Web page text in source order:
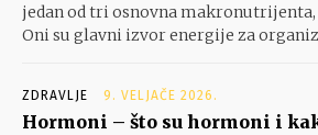
jedan od tri osnovna
Oni su glavni izvor energije za
ZDRAVLJE 9. VELJAČE 2026.
Hormoni – što su hormoni i